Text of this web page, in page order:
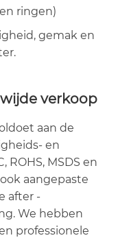
ringen)
gemak en
verkoop
aan de
en
ROHS, MSDS en
aangepaste
after -
We hebben
professionele